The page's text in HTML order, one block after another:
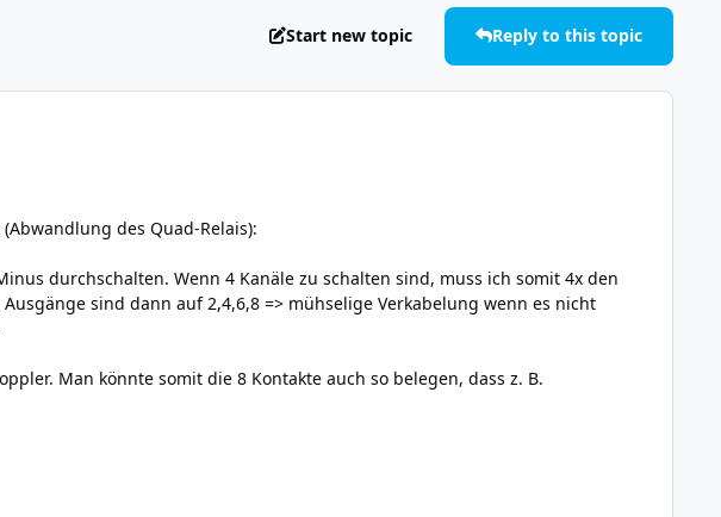
Start new topic Reply to this topic
des Quad-Relais):
durchschalten. Wenn 4 Kanäle zu schalten sind, muss ich somit 4x den
sind dann auf 2,4,6,8 => mühselige Verkabelung wenn es nicht
Man könnte somit die 8 Kontakte auch so belegen, dass z. B.